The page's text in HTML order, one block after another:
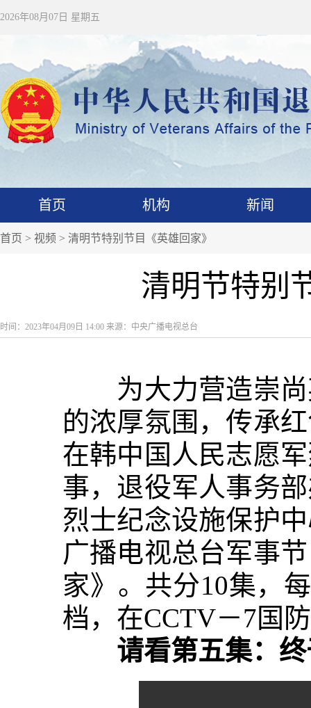
2026年08月07日 星期五
首页 机构 新闻
首页 > 视频 > 清明节特别节目《英雄回家》
清明节特别
时间：2023年04月09日 14:00 来源：中央广播电视总台
为大力营造崇尚
的浓厚氛围，传承
在韩中国人民志愿
事，退役军人事务
烈士纪念设施保护
广播电视总台军事
家》。共分10集，
档，在CCTV－7国
请看第五集：